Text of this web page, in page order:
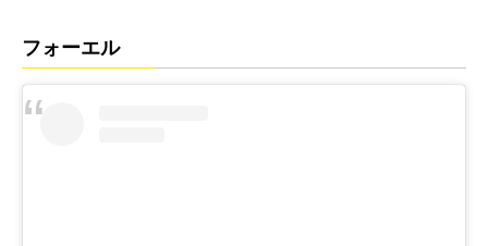
フォーエル